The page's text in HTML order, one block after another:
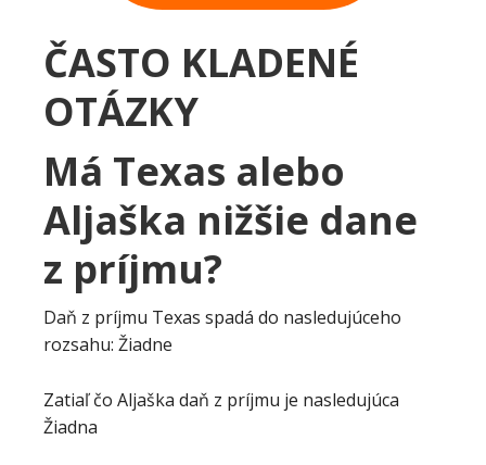
ČASTO KLADENÉ
OTÁZKY
Má Texas alebo
Aljaška nižšie dane
z príjmu?
Daň z príjmu Texas spadá do nasledujúceho
rozsahu: Žiadne
Zatiaľ čo Aljaška daň z príjmu je nasledujúca
Žiadna